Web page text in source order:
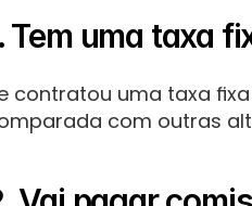
Tem uma taxa
contratou uma taxa
com outras